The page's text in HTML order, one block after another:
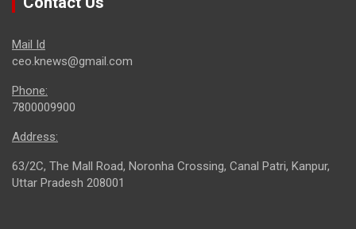
Mail Id
ceo.knews@gmail.com
Phone:
7800009900
Address:
63/2C, The Mall Road, Noronha Crossing, Canal Patri, Kanpur,
Uttar Pradesh 208001